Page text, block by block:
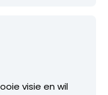
visie en wil